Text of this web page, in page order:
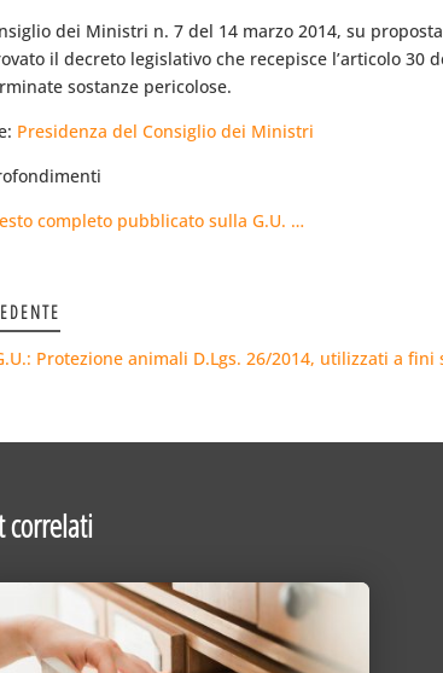
dei Ministri n. 7 del 14 marzo 2014, su
il decreto legislativo che recepisce l’articolo
sostanze pericolose.
Presidenza del Consiglio dei Ministri
completo pubblicato sulla G.U. …
Protezione animali D.Lgs. 26/2014, utilizzati a fini
correlati